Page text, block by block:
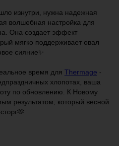
изнутри, нужна надежная
волшебная настройка для
Она создает эффект
мягко поддерживает овал
сияние✨
время для Thermage -
хлопотах, ваша
по обновлению. К Новому
результатом, который весной